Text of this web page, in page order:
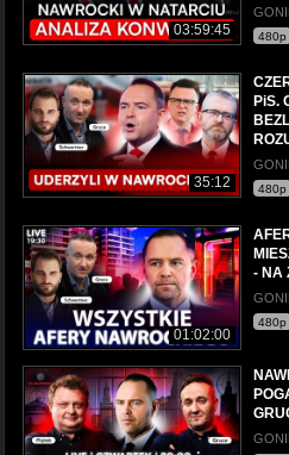
03:59:45 480p
35:12
PiS.
480p
01:02:00
- NA
480p